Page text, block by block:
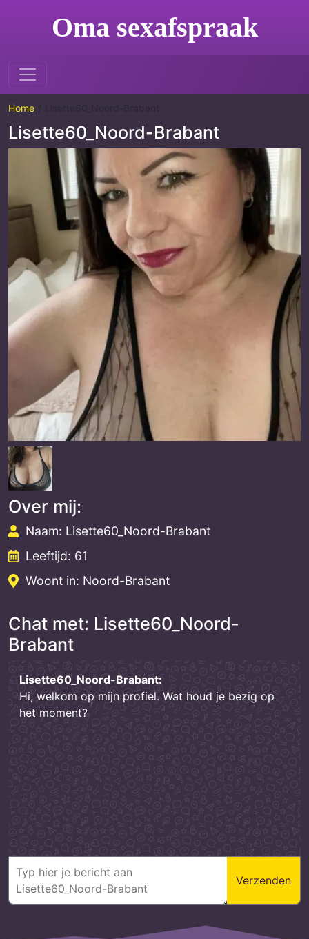
Oma sexafspraak
Home
Lisette60_Noord-Brabant
Over mij:
Naam: Lisette60_Noord-Brabant
Leeftijd: 61
Woont in: Noord-Brabant
Chat met: Lisette60_Noord-
Brabant
Lisette60_Noord-Brabant:
Hi, welkom op mijn profiel. Wat houd je bezig op
het moment?
Verzenden